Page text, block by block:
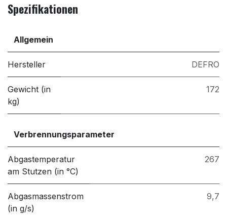
Spezifikationen
Allgemein
Hersteller DEFRO
Gewicht (in
kg)
172
Verbrennungsparameter
Abgastemperatur
am Stutzen (in °C)
267
Abgasmassenstrom
(in g/s)
9,7